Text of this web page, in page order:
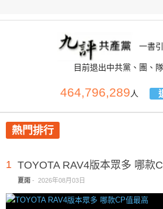
一書
目前退出中共黨、團、
464,796,289人
熱門排行
1 TOYOTA RAV4版本眾多 哪款
夏雨 - 2026年08月03日